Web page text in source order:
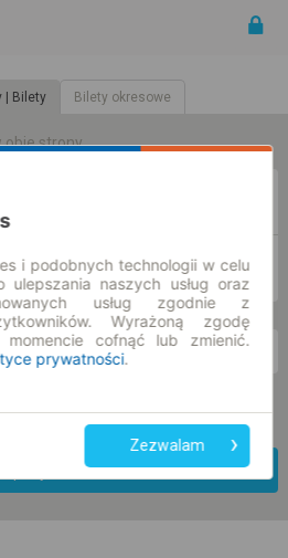
| Bilety Bilety okresowe
obie strony
-- : --
Tylko bilet online
połączenie
i podobnych technologii w celu
ulepszania naszych usług oraz
usług zgodnie z
Wyrażoną zgodę
cofnąć lub zmienić.
prywatności.
Zezwalam